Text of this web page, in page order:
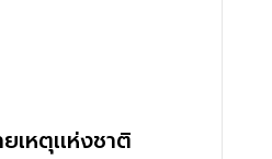
หตุเเห่งชาติ